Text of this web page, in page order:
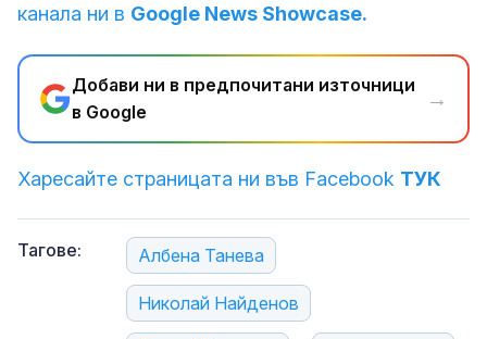
канала ни в Google News Showcase.
Добави ни в предпочитани източници
в Google
→
Харесайте страницата ни във Facebook ТУК
Тагове: Албена Танева
Николай Найденов